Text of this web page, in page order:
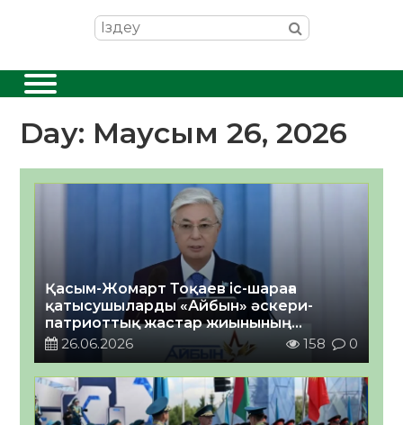
Day: Маусым 26, 2026
Қасым-Жомарт Тоқаев іс-шараға
қатысушыларды «Айбын» әскери-
патриоттық жастар жиынының
аяқталуымен құттықтады
26.06.2026 158 0